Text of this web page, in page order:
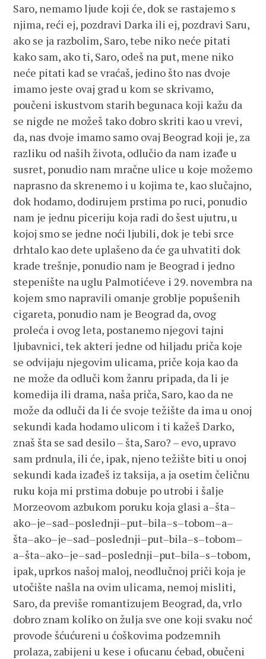
Saro, nemamo ljude koji će, dok se rastajemo s
njima, reći ej, pozdravi Darka ili ej, pozdravi Saru,
ako se ja razbolim, Saro, tebe niko neće pitati
kako sam, ako ti, Saro, odeš na put, mene niko
neće pitati kad se vraćaš, jedino što nas dvoje
imamo jeste ovaj grad u kom se skrivamo,
poučeni iskustvom starih begunaca koji kažu da
se nigde ne možeš tako dobro skriti kao u vrevi,
da, nas dvoje imamo samo ovaj Beograd koji je, za
razliku od naših života, odlučio da nam izađe u
susret, ponudio nam mračne ulice u koje možemo
naprasno da skrenemo i u kojima te, kao slučajno,
dok hodamo, dodirujem prstima po ruci, ponudio
nam je jednu piceriju koja radi do šest ujutru, u
kojoj smo se jedne noći ljubili, dok je tebi srce
drhtalo kao dete uplašeno da će ga uhvatiti dok
krade trešnje, ponudio nam je Beograd i jedno
stepenište na uglu Palmotićeve i 29. novembra na
kojem smo napravili omanje groblje popušenih
cigareta, ponudio nam je Beograd da, ovog
proleća i ovog leta, postanemo njegovi tajni
ljubavnici, tek akteri jedne od hiljadu priča koje
se odvijaju njegovim ulicama, priče koja kao da
ne može da odluči kom žanru pripada, da li je
komedija ili drama, naša priča, Saro, kao da ne
može da odluči da li će svoje težište da ima u onoj
sekundi kada hodamo ulicom i ti kažeš Darko,
znaš šta se sad desilo – šta, Saro? – evo, upravo
sam prdnula, ili će, ipak, njeno težište biti u onoj
sekundi kada izađeš iz taksija, a ja osetim čeličnu
ruku koja mi prstima dobuje po utrobi i šalje
Morzeovom azbukom poruku koja glasi a–šta–
ako–je–sad–poslednji–put–bila–s–tobom–a–
šta–ako–je–sad–poslednji–put–bila–s–tobom–
a–šta–ako–je–sad–poslednji–put–bila–s–tobom,
ipak, uprkos našoj maloj, neodlučnoj priči koja je
utočište našla na ovim ulicama, nemoj misliti,
Saro, da previše romantizujem Beograd, da, vrlo
dobro znam koliko on žulja sve one koji svaku noć
provode šćućureni u ćoškovima podzemnih
prolaza, zabijeni u kese i ofucanu ćebad, obučeni